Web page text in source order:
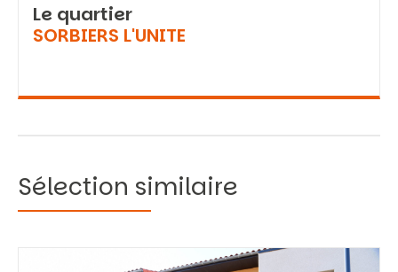
Le quartier
SORBIERS L'UNITE
Sélection similaire